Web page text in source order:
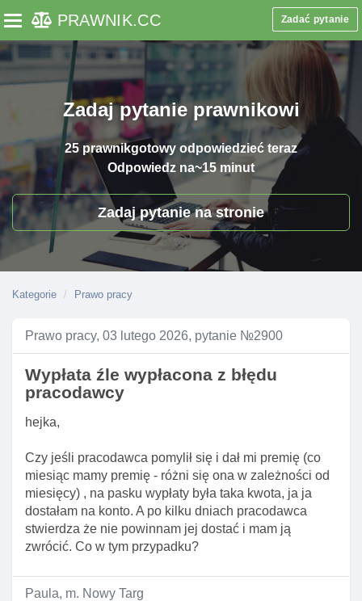
Toggle navigation
PRAWNIK.CC Zadać pytanie
Zadaj pytanie prawnikowi
25 prawnikgotowy odpowiedzieć teraz
Odpowiedz na~15 minut
Zadaj pytanie na stronie
Kategorie Prawo pracy
Prawo pracy, 03 lutego 2026, pytanie №2900
Wypłata źle wypłacona z błędu
pracodawcy
hejka,
Czy jeśli pracodawca pomylił się i dał mi premię (co
miesiąc mamy premię - różni się ona w zależności od
miesięcy) , na pasku wypłaty była taka kwota, ja ja
dostałam na konto. A po kilku dniach pracodawca
stwierdza że nie powinnam jej dostać i mam ją
zwrócić. Co w tym przypadku?
Paula, m. Nowy Targ